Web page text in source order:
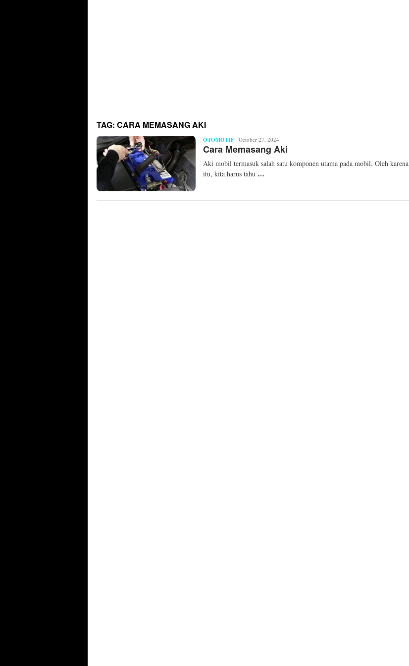
TAG: CARA MEMASANG AKI
OTOMOTIF Mita
Mellinda
October 27, 2024
Cara Memasang Aki
Aki mobil termasuk salah satu komponen utama pada mobil. Oleh karena
itu, kita harus tahu …